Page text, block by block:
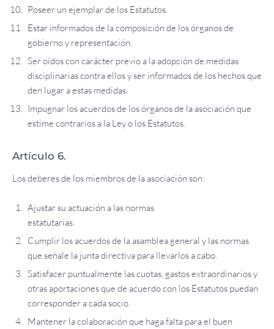
Poseer un ejemplar de los Estatutos.
Estar informados de la composición de los órganos de
gobierno y representación.
Ser oídos con carácter previo a la adopción de medidas
disciplinarias contra ellos y ser informados de los hechos que
den lugar a estas medidas.
Impugnar los acuerdos de los órganos de la asociación que
estime contrarios a la Ley o los Estatutos.
Artículo 6.
Los deberes de los miembros de la asociación son:
Ajustar su actuación a las normas
estatutarias.
Cumplir los acuerdos de la asamblea general y las normas
que señale la junta directiva para llevarlos a cabo.
Satisfacer puntualmente las cuotas, gastos extraordinarios y
otras aportaciones que de acuerdo con los Estatutos puedan
corresponder a cada socio.
Mantener la colaboración que haga falta para el buen